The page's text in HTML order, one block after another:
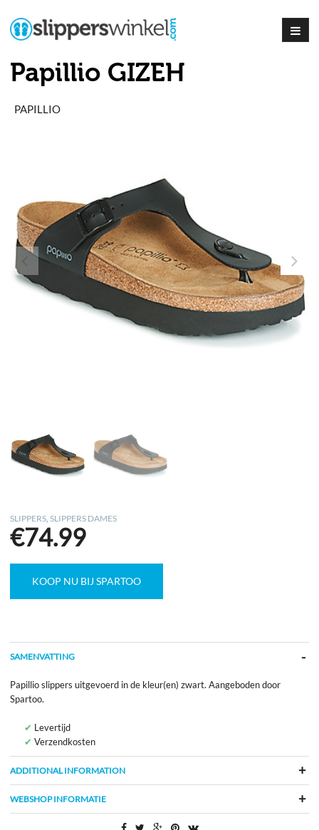
Papillio GIZEH
PAPILLIO
SLIPPERS ,SLIPPERS DAMES
€74.99
KOOP NU BIJ SPARTOO
SAMENVATTING
Papillio slippers uitgevoerd in de kleur(en) zwart. Aangeboden door
Spartoo.
Levertijd
Verzendkosten
ADDITIONAL INFORMATION
WEBSHOP INFORMATIE